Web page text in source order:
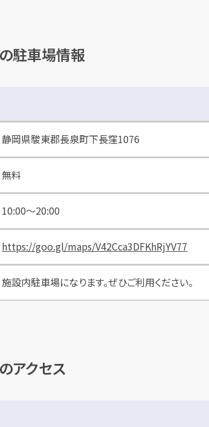
駐車場情報
静岡県駿東郡長泉町下長窪1076
無料
10:00〜20:00
https://goo.gl/maps/V42Cca3DFKhRjYV77
施設内駐車場になります。ぜひご利用ください。
アクセス